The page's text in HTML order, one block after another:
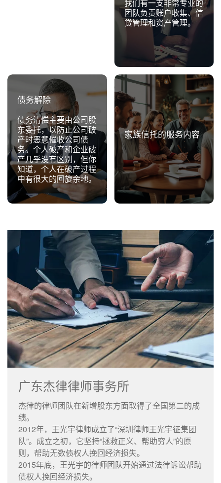
我们有一支非常专业的
团队负责账户收集、信
贷管理和资产管理。
债务解除
债务清偿主要由公司股
东委托，以防止公司破
产时恶意催收公司债
务。个人破产和企业破
产几乎没有区别，但你
知道，个人在破产过程
中有很大的回旋余地。
家族信托的服务内容
广东杰律律师事务所
杰律的律师团队在新增股东方面取得了全国第二的成
绩。
2012年，王光宇律师成立了“深圳律师王光宇征集团
队”。成立之初，它坚持“拯救正义、帮助穷人”的原
则，帮助无数债权人挽回经济损失。
2015年底，王光宇的律师团队开始通过法律诉讼帮助
债权人挽回经济损失。